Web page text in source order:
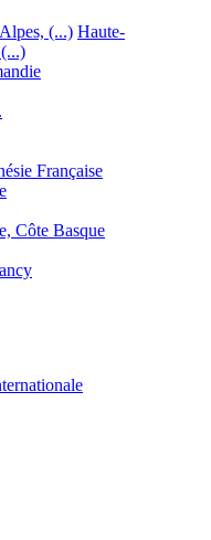
(...) Haute-
Française
Côte Basque